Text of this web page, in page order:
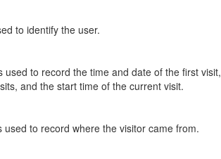
to identify the user.
used to record the time and date of the first visit,
and the start time of the current visit.
used to record where the visitor came from.